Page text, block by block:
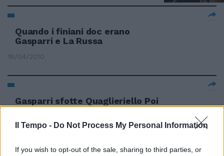
Il Tempo - Do Not Process My Personal Information
If you wish to opt-out of the sale, sharing to third parties, or
Quando i finiani doc erano
Gasparri e La Russa
18/04/2010
Gasparri sfotte Quaglieriello Poi
lo rincuora
14/02/2010